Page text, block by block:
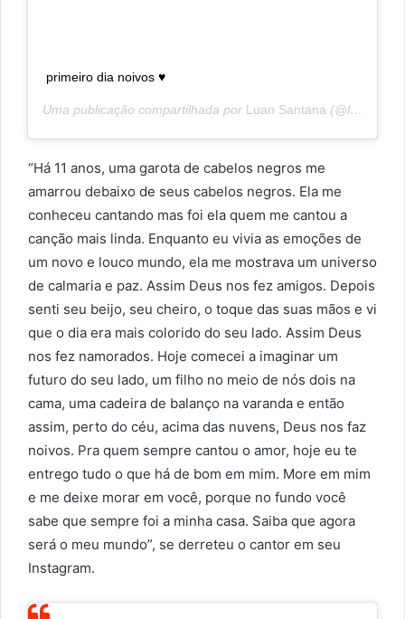
primeiro dia noivos ♥️
Uma publicação compartilhada por Luan Santana (@luansantana) em
“Há 11 anos, uma garota de cabelos negros me
amarrou debaixo de seus cabelos negros. Ela me
conheceu cantando mas foi ela quem me cantou a
canção mais linda. Enquanto eu vivia as emoções de
um novo e louco mundo, ela me mostrava um universo
de calmaria e paz. Assim Deus nos fez amigos. Depois
senti seu beijo, seu cheiro, o toque das suas mãos e vi
que o dia era mais colorido do seu lado. Assim Deus
nos fez namorados. Hoje comecei a imaginar um
futuro do seu lado, um filho no meio de nós dois na
cama, uma cadeira de balanço na varanda e então
assim, perto do céu, acima das nuvens, Deus nos faz
noivos. Pra quem sempre cantou o amor, hoje eu te
entrego tudo o que há de bom em mim. More em mim
e me deixe morar em você, porque no fundo você
sabe que sempre foi a minha casa. Saiba que agora
será o meu mundo”, se derreteu o cantor em seu
Instagram.